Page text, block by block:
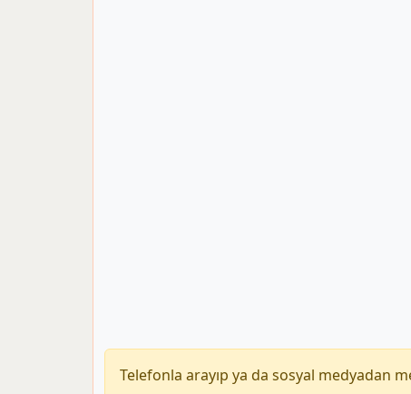
Telefonla arayıp ya da sosyal medyadan